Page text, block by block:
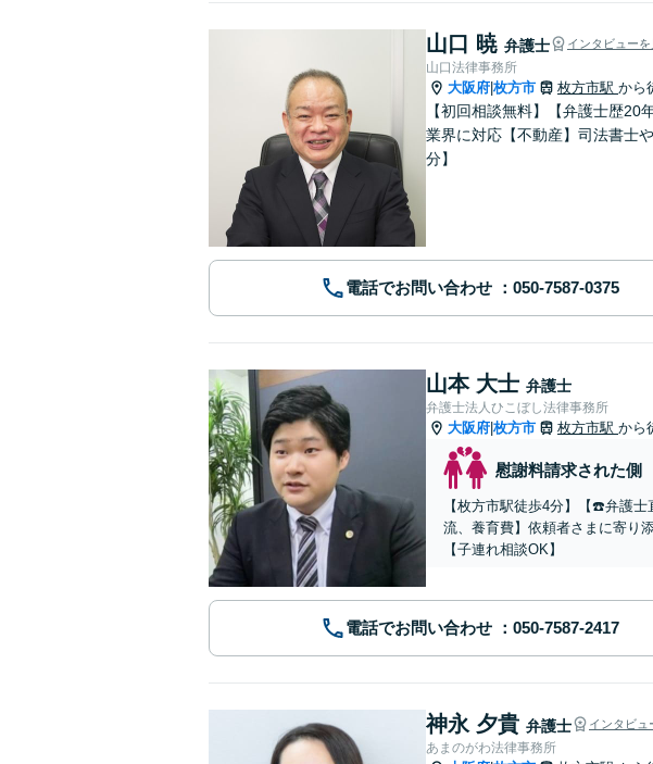
山口 暁 弁護士 インタビューを
山口法律事務所
大阪府 枚方市 枚方市駅 から
【初回相談無料】【弁護士歴
業界に対応【不動産】司法書士
分】
電話でお問い合わせ
山本 大士 弁護士
弁護士法人ひこぼし法律事務所
大阪府 枚方市 枚方市駅 から
慰謝料請求された側
【枚方市駅徒歩4分】【☎️弁護
流、養育費】依頼者さまに寄り
【子連れ相談OK】
電話でお問い合わせ
神永 夕貴 弁護士 インタビュ
あまのがわ法律事務所